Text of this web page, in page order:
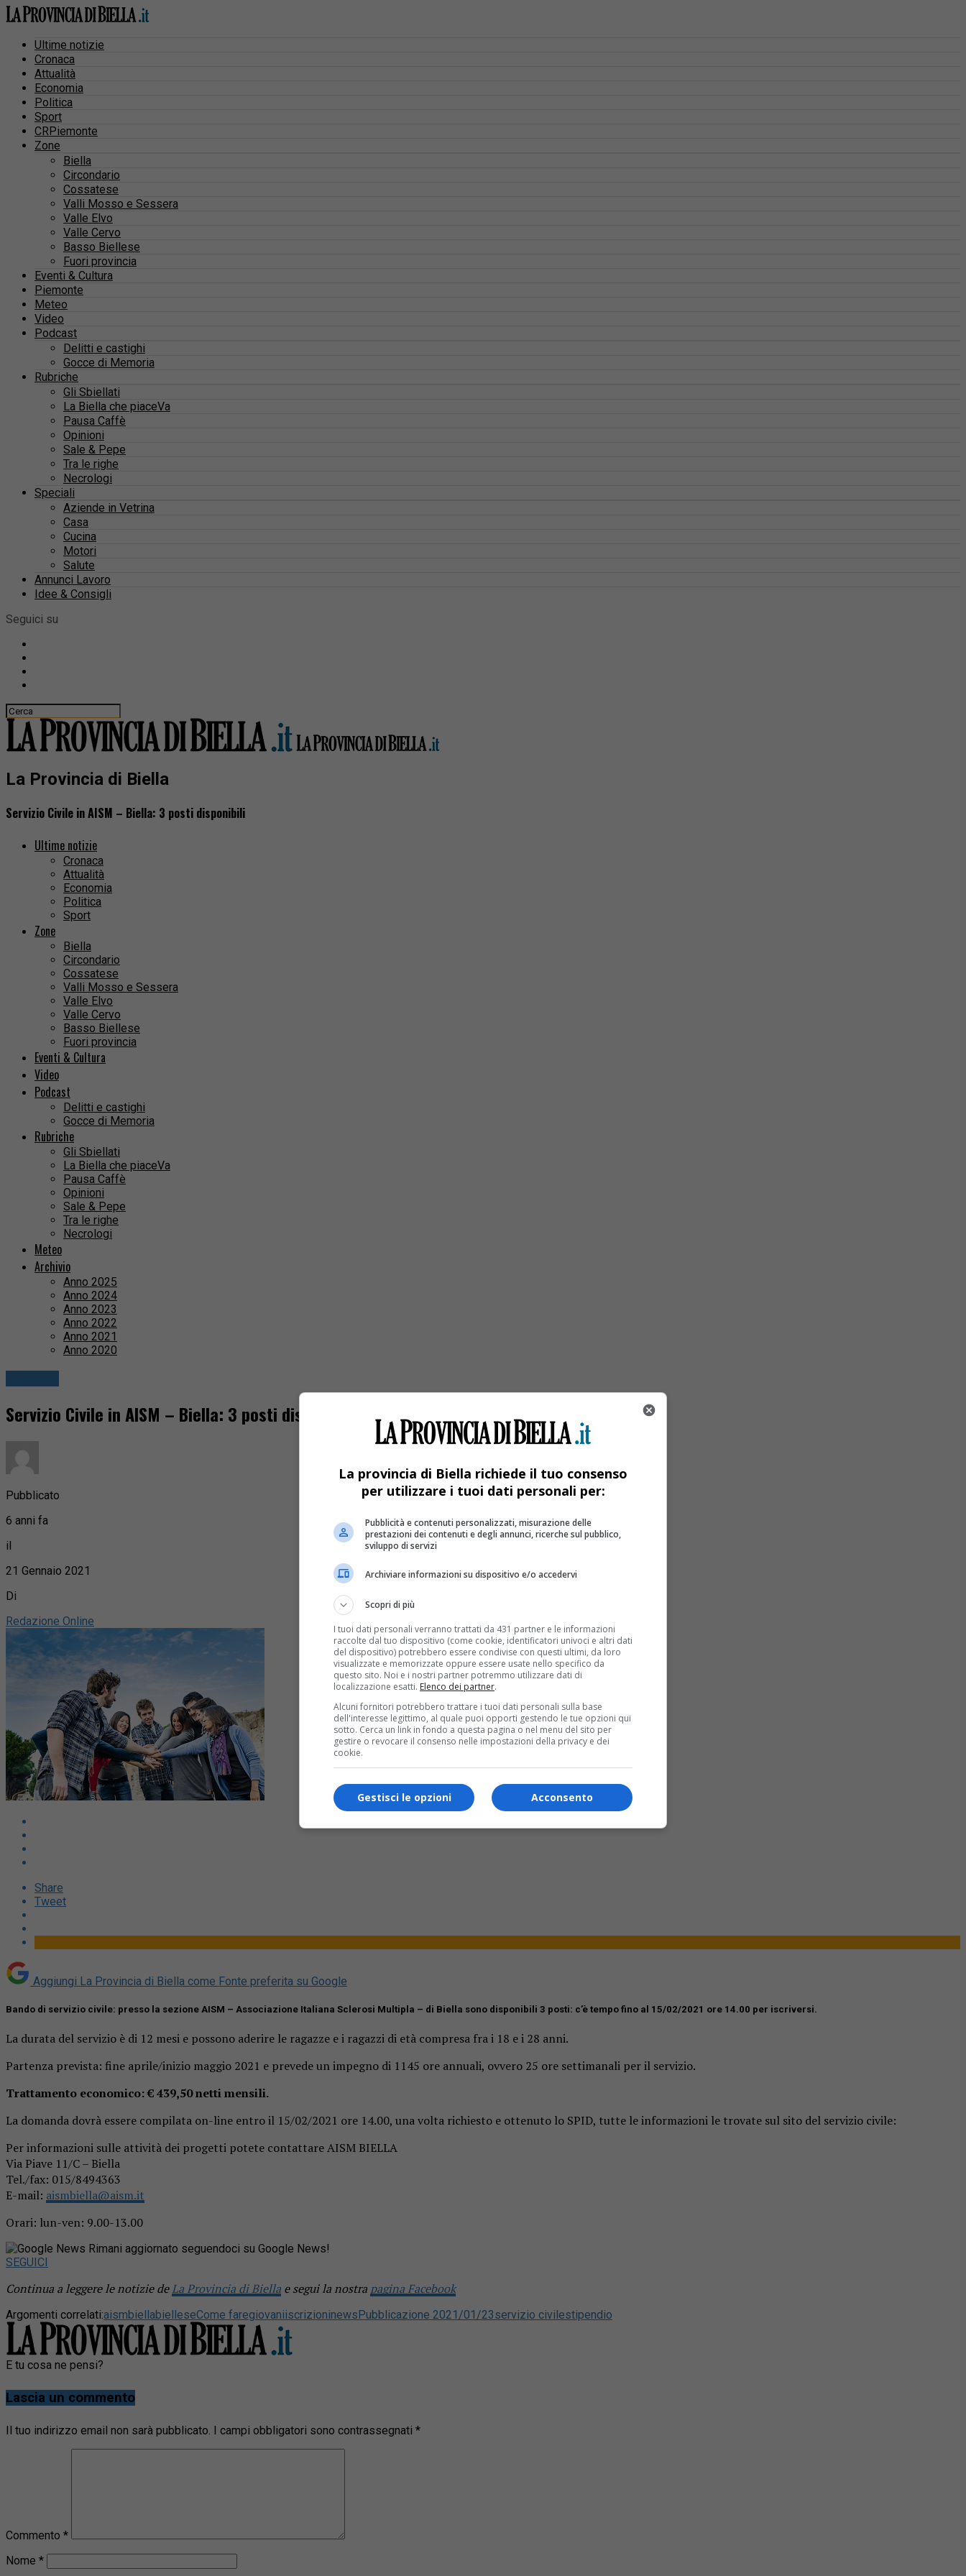
Ultime notizie
Cronaca
Attualità
Economia
Politica
Sport
CRPiemonte
Zone
Biella
Circondario
Cossatese
Valli Mosso e Sessera
Valle Elvo
Valle Cervo
Basso Biellese
Fuori provincia
Eventi & Cultura
Piemonte
Meteo
Video
Podcast
Delitti e castighi
Gocce di Memoria
Rubriche
Gli Sbiellati
La Biella che piaceVa
Pausa Caffè
Opinioni
Sale & Pepe
Tra le righe
Necrologi
Speciali
Aziende in Vetrina
Casa
Cucina
Motori
Salute
Annunci Lavoro
Idee & Consigli
Seguici su
La Provincia di Biella
Servizio Civile in AISM – Biella: 3 posti disponibili
Ultime notizie
Cronaca
Attualità
Economia
Politica
Sport
Zone
Biella
Circondario
Cossatese
Valli Mosso e Sessera
Valle Elvo
Valle Cervo
Basso Biellese
Fuori provincia
Eventi & Cultura
Video
Podcast
Delitti e castighi
Gocce di Memoria
Rubriche
Gli Sbiellati
La Biella che piaceVa
Pausa Caffè
Opinioni
Sale & Pepe
Tra le righe
Necrologi
Meteo
Archivio
Anno 2025
Anno 2024
Anno 2023
Anno 2022
Anno 2021
Anno 2020
Servizio Civile in AISM – Biella: 3 posti disponibili
Pubblicato
6 anni fa
il
21 Gennaio 2021
Di
Redazione Online
Share
Tweet
Aggiungi La Provincia di Biella come Fonte preferita su Google
Bando di servizio civile: presso la sezione AISM – Associazione Italiana Sclerosi Multipla – di Biella sono disponibili 3 posti: c’è tempo fino al 15/02/2021 ore 14.00 per iscriversi.
La durata del servizio è di 12 mesi e possono aderire le ragazze e i ragazzi di età compresa fra i 18 e i 28 anni.
Partenza prevista: fine aprile/inizio maggio 2021 e prevede un impegno di 1145 ore annuali, ovvero 25 ore settimanali per il servizio.
Trattamento economico: € 439,50 netti mensili.
La domanda dovrà essere compilata on-line entro il 15/02/2021 ore 14.00, una volta richiesto e ottenuto lo SPID, tutte le informazioni le trovate sul sito del servizio civile:
Per informazioni sulle attività dei progetti potete contattare AISM BIELLA
Via Piave 11/C – Biella
Tel./fax: 015/8494363
E-mail: aismbiella@aism.it
Orari: lun-ven: 9.00-13.00
Rimani aggiornato seguendoci su Google News!
SEGUICI
Continua a leggere le notizie deLa Provincia di Biella e segui la nostra pagina Facebook
Argomenti correlati:aismbiellabielleseCome faregiovaniiscrizioninews Pubblicazione 2021/01/23servizio civilestipendio
E tu cosa ne pensi?
Lascia un commento
Il tuo indirizzo email non sarà pubblicato. I campi obbligatori sono contrassegnati *
Commento *
Nome *
La provincia di Biella richiede il tuo consenso
per utilizzare i tuoi dati personali per:
Pubblicità e contenuti personalizzati, misurazione delle
prestazioni dei contenuti e degli annunci, ricerche sul pubblico,
sviluppo di servizi
Archiviare informazioni su dispositivo e/o accedervi
Scopri di più
I tuoi dati personali verranno trattati da 431 partner e le informazioni
raccolte dal tuo dispositivo (come cookie, identificatori univoci e altri dati
del dispositivo) potrebbero essere condivise con questi ultimi, da loro
visualizzate e memorizzate oppure essere usate nello specifico da
questo sito. Noi e i nostri partner potremmo utilizzare dati di
localizzazione esatti. Elenco dei partner.
Alcuni fornitori potrebbero trattare i tuoi dati personali sulla base
dell'interesse legittimo, al quale puoi opporti gestendo le tue opzioni qui
sotto. Cerca un link in fondo a questa pagina o nel menu del sito per
gestire o revocare il consenso nelle impostazioni della privacy e dei
cookie.
Acconsento
Gestisci le opzioni